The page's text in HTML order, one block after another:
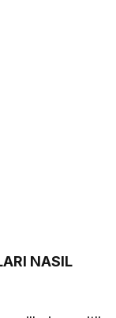
NASIL